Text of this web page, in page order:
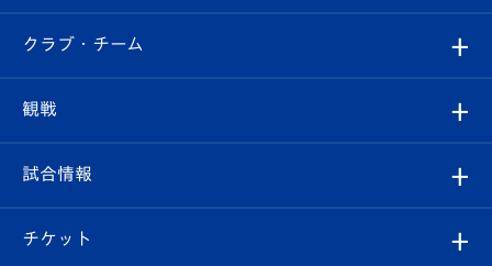
すべて
クラブ
試合情報
クラブ・チーム
クラブ概要
観戦
観戦ルール
試合情報
試合日程/結果
チケット